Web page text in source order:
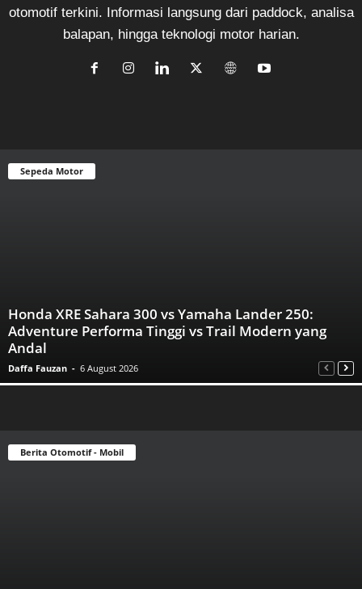
otomotif terkini. Informasi langsung dari paddock, analisa
balapan, hingga teknologi motor harian.
Sepeda Motor
Honda XRE Sahara 300 vs Yamaha Lander 250:
Adventure Performa Tinggi vs Trail Modern yang
Andal
Daffa Fauzan - 6 August 2026
Berita Otomotif - Mobil